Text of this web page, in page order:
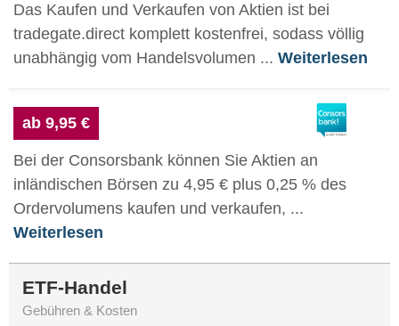
Das Kaufen und Verkaufen von Aktien ist bei
tradegate.direct komplett kostenfrei, sodass völlig
unabhängig vom Handelsvolumen ... Weiterlesen
ab 9,95 €
Bei der Consorsbank können Sie Aktien an
inländischen Börsen zu 4,95 € plus 0,25 % des
Ordervolumens kaufen und verkaufen, ...
Weiterlesen
ETF-Handel
Gebühren & Kosten